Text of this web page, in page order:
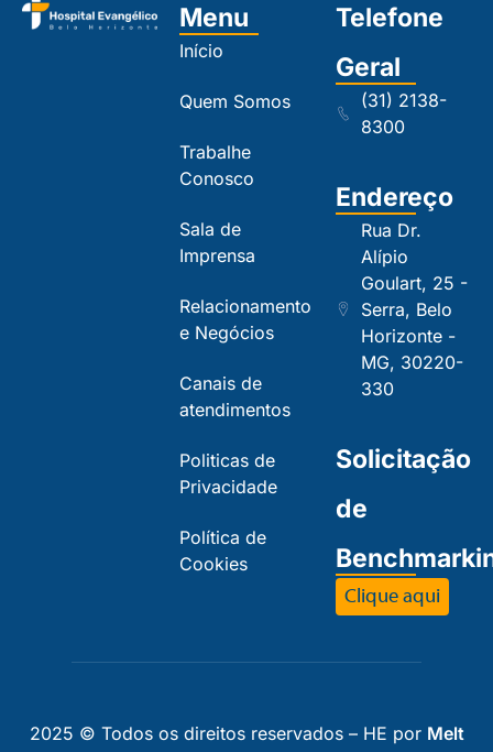
Menu
Início
Quem Somos
Trabalhe
Conosco
Sala de
Imprensa
Relacionamento
e Negócios
Canais de
atendimentos
Politicas de
Privacidade
Política de
Cookies
Telefone
Geral
(31) 2138-
8300
Endereço
Rua Dr.
Alípio
Goulart, 25 -
Serra, Belo
Horizonte -
MG, 30220-
330
Solicitação
de
Clique aqui
2025 © Todos os direitos reservados – HE por Melt